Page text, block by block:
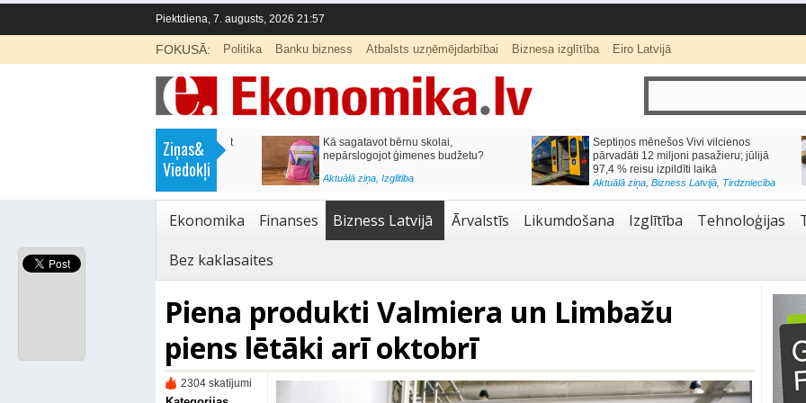
Piektdiena, 7. augusts, 2026 21:57
FOKUSĀ: Politika Banku bizness Atbalsts uzņēmējdarbībai Biznesa izglītība Eiro Latvijā
Ziņas&
Viedokļi
Labklājības ministrija rosina reformēt
un būtiski uzlabot vecāku pabalstu
Kā sagatavot bērnu skolai,
nepārslogojot ģimenes budžetu?
Aktuālā ziņa,Izglītība
Septiņos mēnešos Vivi vilcienos
pārvadāti 12 miljoni pasažieru; jūlijā
97,4 % reisu izpildīti laikā
Aktuālā ziņa,Bizness Latvijā,Tirdzniecība
Ekonomika Finanses Bizness Latvijā Ārvalstīs Likumdošana Izglītība Tehnoloģijas
Bez kaklasaites
Piena produkti Valmiera un Limbažu
piens lētāki arī oktobrī
2304 skatījumi